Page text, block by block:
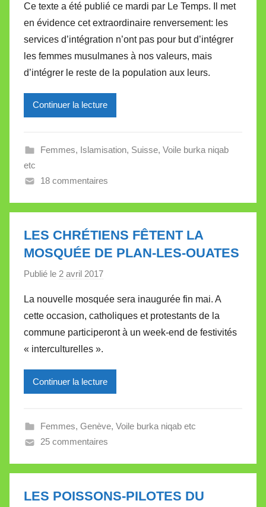
r
M
i
r
e
l
V
e
t
e
Ce texte a été publié ce mardi par Le Temps. Il met
en évidence cet extraordinaire renversement: les
services d’intégration n’ont pas pour but d’intégrer
les femmes musulmanes à nos valeurs, mais
d’intégrer le reste de la population aux leurs.
Continuer la lecture
Femmes, Islamisation, Suisse, Voile burka niqab
etc
18 commentaires
LES CHRÉTIENS FÊTENT LA
MOSQUÉE DE PLAN-LES-OUATES
Publié le 2 avril 2017
r
M
i
i
l
e
V
l
l
La nouvelle mosquée sera inaugurée fin mai. A
cette occasion, catholiques et protestants de la
commune participeront à un week-end de festivités
« interculturelles ».
Continuer la lecture
Femmes, Genève, Voile burka niqab etc
25 commentaires
LES POISSONS-PILOTES DU